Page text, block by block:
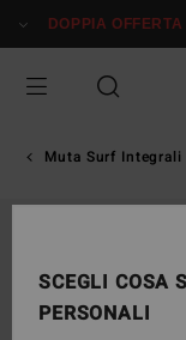
alle
prodotto
DOPPIA OFFERTA
Muta Surf Integrali
SCEGLI COSA
PERSONALI